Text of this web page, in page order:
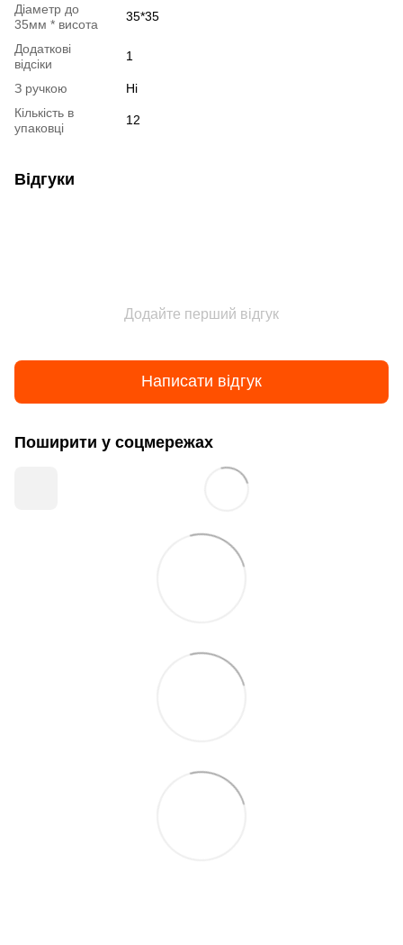
Діаметр до
35мм * висота
35*35
Додаткові
відсіки
1
З ручкою
Ні
Кількість в
упаковці
12
Відгуки
Додайте перший відгук
Написати відгук
Поширити у соцмережах